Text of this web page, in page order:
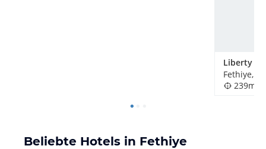
Liberty
Fethiye,
239m
Beliebte Hotels in Fethiye